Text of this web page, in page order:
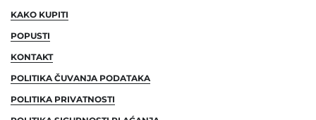
KAKO KUPITI
POPUSTI
KONTAKT
POLITIKA ČUVANJA PODATAKA
POLITIKA PRIVATNOSTI